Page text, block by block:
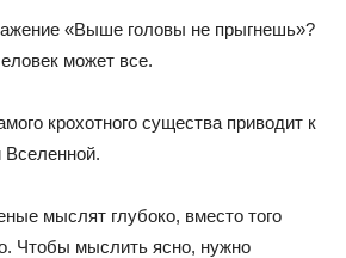
«Выше головы не прыгнешь»?
может все.
крохотного существа приводит к
Вселенной.
мыслят глубоко, вместо того
Чтобы мыслить ясно, нужно